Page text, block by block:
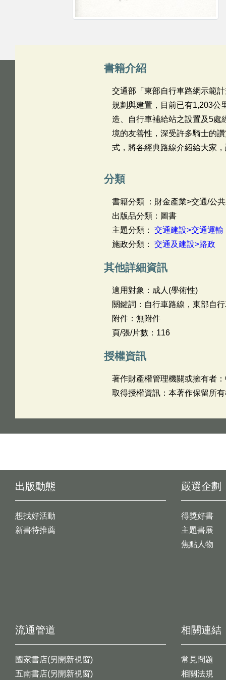
書籍介紹
交通部「東部自行車路網示範
規劃與建置，目前已有1,203公
造、自行車補給站之設置及5處
境的友善性，深受許多騎士的
式，將各經典路線介紹給大家
分類
書籍分類 ：財金產業>交通/公
出版品分類：圖書
主題分類： 交通建設>交通運輸
施政分類： 交通及建設>路政
其他詳細資訊
適用對象：成人(學術性)
關鍵詞：自行車路線，東部自
附件：無附件
頁/張/片數：116
授權資訊
著作財產權管理機關或擁有者
取得授權資訊：本著作保留所
出版動態
想找好活動
新書特推薦
嚴選企劃
得獎好書
主題書展
焦點人物
流通管道
國家書店(另開新視窗)
五南書店(另開新視窗)
相關連結
常見問題
相關法規